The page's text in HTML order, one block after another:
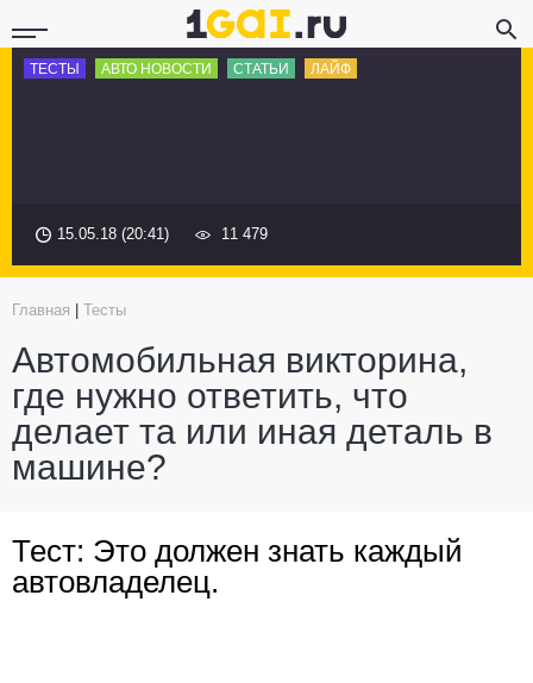
ТЕСТЫ АВТО НОВОСТИ СТАТЬИ ЛАЙФ
15.05.18 (20:41) 11 479
Главная Тесты
Автомобильная викторина,
где нужно ответить, что
делает та или иная деталь в
машине?
Тест: Это должен знать каждый
автовладелец.